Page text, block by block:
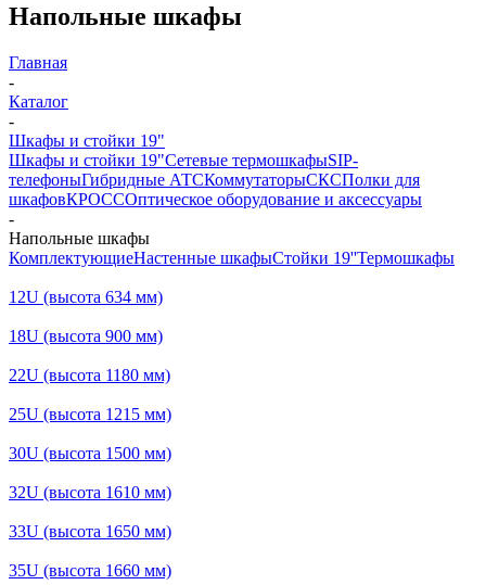
Напольные шкафы
Главная
-
Каталог
-
Шкафы и стойки 19"
Шкафы и стойки 19"Сетевые термошкафыSIP-
телефоныГибридные АТСКоммутаторыСКСПолки для
шкафовКРОССОптическое оборудование и аксессуары
-
Напольные шкафы
КомплектующиеНастенные шкафыСтойки 19''Термошкафы
12U (высота 634 мм)
18U (высота 900 мм)
22U (высота 1180 мм)
25U (высота 1215 мм)
30U (высота 1500 мм)
32U (высота 1610 мм)
33U (высота 1650 мм)
35U (высота 1660 мм)